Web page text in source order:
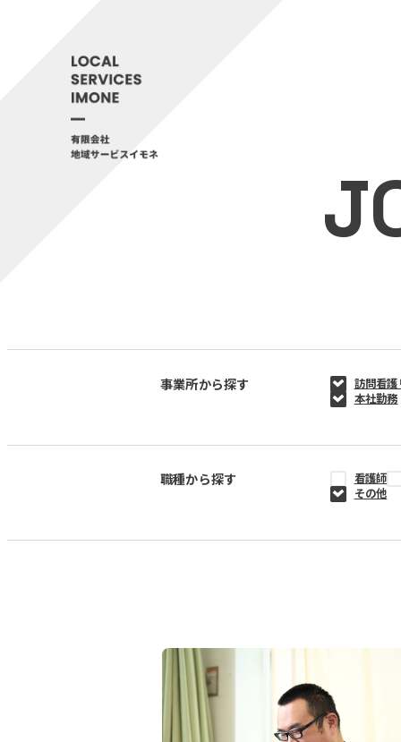
事業所から探す
訪問看
本社勤務
職種から探す
看護師
その他